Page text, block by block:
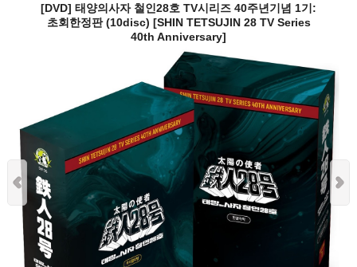
[DVD] 태양의사자 철인28호 TV시리즈 40주년기념 1기:
초회한정판 (10disc) [SHIN TETSUJIN 28 TV Series
40th Anniversary]